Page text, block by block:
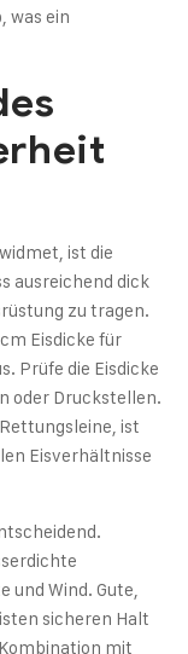
was ein
ist die
ausreichend dick
zu tragen.
Eisdicke für
Prüfe die Eisdicke
oder Druckstellen.
ist
Eisverhältnisse
und Wind. Gute,
sicheren Halt
mit